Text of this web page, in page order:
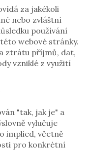
za jakékoli
nebo zvláštní
používání
webové stránky.
ztrátu příjmů, dat,
vzniklé z využití
"tak, jak je" a
vylučuje
implied, včetně
pro konkrétní